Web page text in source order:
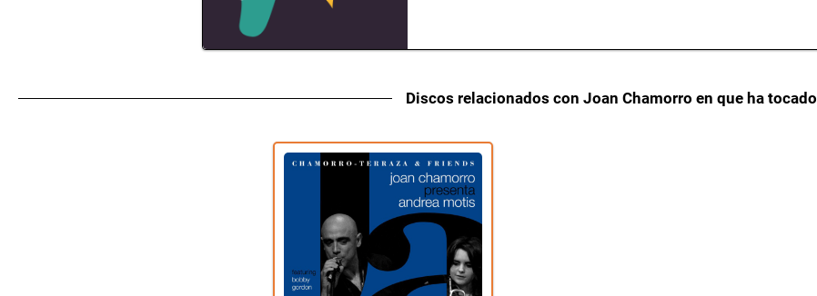
Discos relacionados con Joan Chamorro en que ha tocado